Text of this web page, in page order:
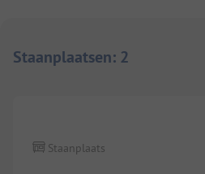
Staanplaatsen: 2
Staanplaats